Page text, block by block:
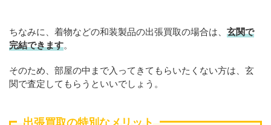
ちなみに、着物などの和装製品の出張買取の場合は、 玄関で
完結できます。
そのため、部屋の中まで入ってきてもらいたくない方は、玄
関で査定してもらうといいでしょう。
出張買取の特別なメリット